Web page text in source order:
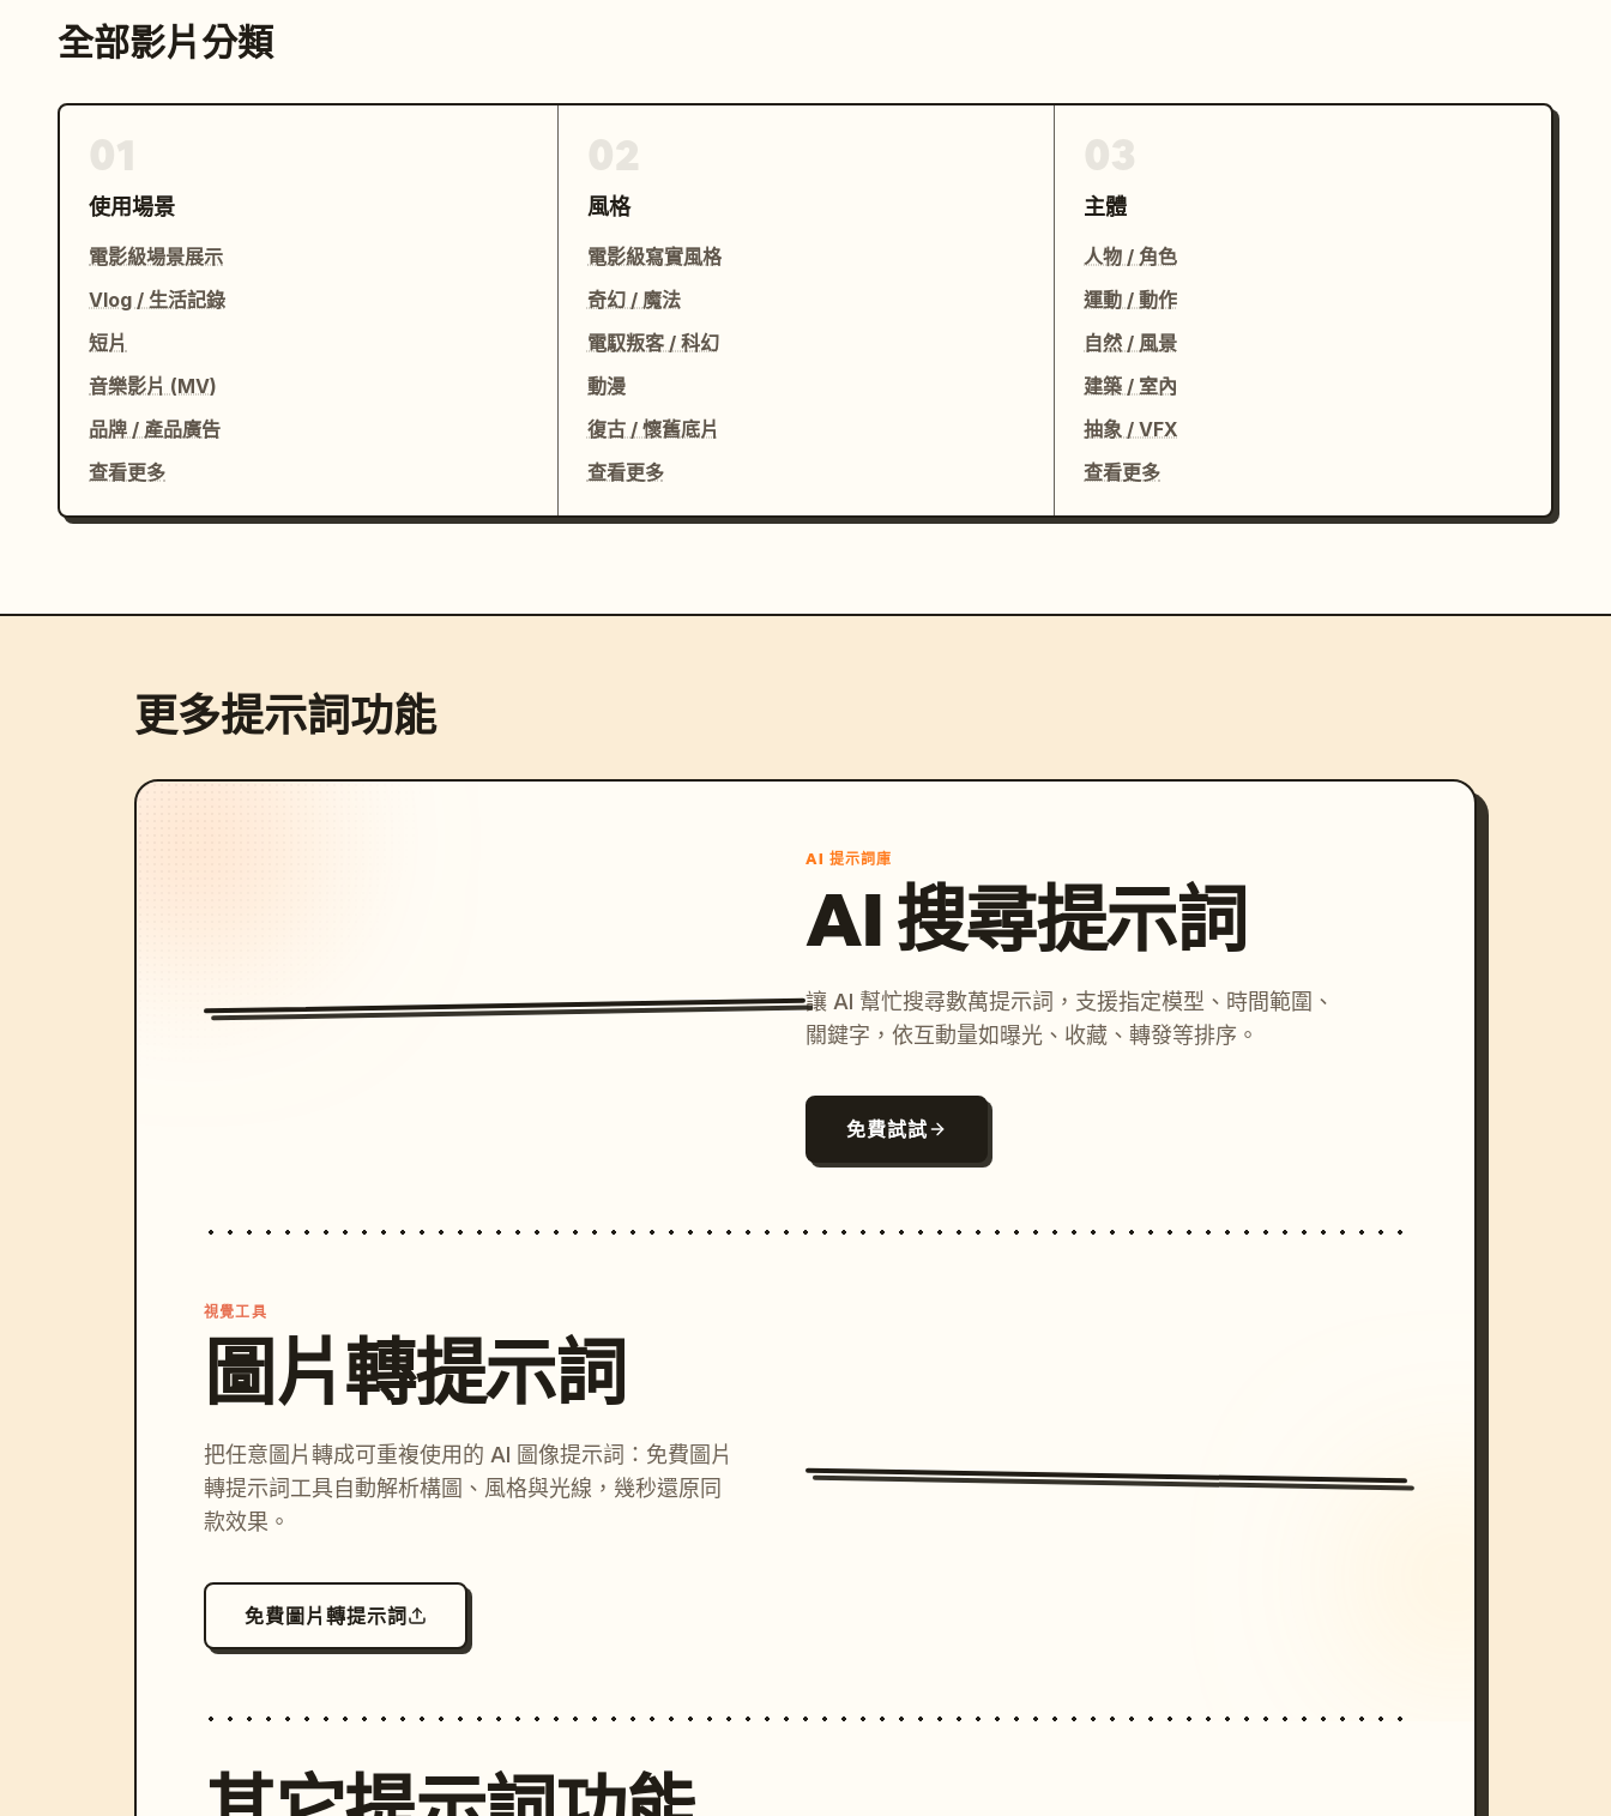
全部影片分類
使用場景
電影級場景展示
Vlog / 生活記錄
短片
音樂影片 (MV)
品牌 / 產品廣告
查看更多
風格
電影級寫實風格
奇幻 / 魔法
電馭叛客 / 科幻
動漫
復古 / 懷舊底片
查看更多
主體
人物 / 角色
運動 / 動作
自然 / 風景
建築 / 室內
抽象 / VFX
查看更多
更多提示詞功能
AI 提示詞庫
AI 搜尋提示詞
讓 AI 幫忙搜尋數萬提示詞，支援指定模型、時間範圍、
關鍵字，依互動量如曝光、收藏、轉發等排序。
免費試試
視覺工具
圖片轉提示詞
把任意圖片轉成可重複使用的 AI 圖像提示詞：免費圖片
轉提示詞工具自動解析構圖、風格與光線，幾秒還原同
款效果。
免費圖片轉提示詞